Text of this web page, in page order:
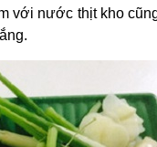
với nước thịt kho